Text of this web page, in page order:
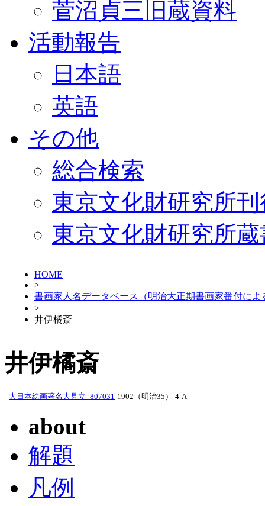
菅沼貞三旧蔵資料
活動報告
日本語
英語
その他
総合検索
東京文化財研究所
東京文化財研究所
HOME
>
書画家人名データベース（明治大正期書画家番付によ
>
井伊橘斎
井伊橘斎
大日本絵画著名大見立_807031 1902（明治35） 4-A
about
解題
凡例